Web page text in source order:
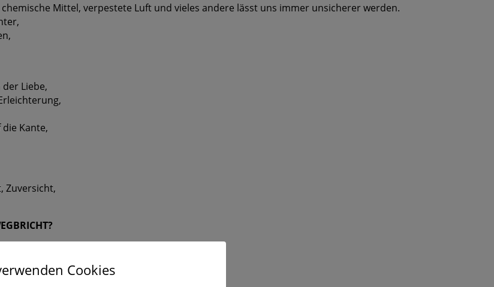
Mittel, verpestete Luft und vieles andere lässt uns immer unsicherer werden.
Liebe,
Kante,
Zuversicht,
Cookies